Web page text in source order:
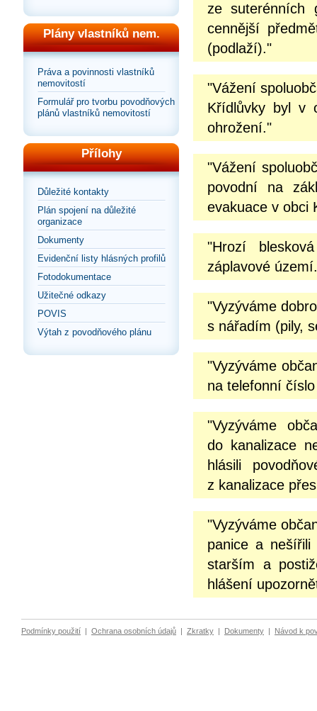
Plány vlastníků nem.
Práva a povinnosti vlastníků
nemovitostí
Formulář pro tvorbu povodňových
plánů vlastníků nemovitostí
Přílohy
Důležité kontakty
Plán spojení na důležité
organizace
Dokumenty
Evidenční listy hlásných profilů
Fotodokumentace
Užitečné odkazy
POVIS
Výtah z povodňového plánu
ze suterénních
cennější
(podlaží)."
"Vážení
Křídlůvky byl v
ohrožení."
"Vážení
povodní na
evakuace v obci
"Hrozí
záplavové
"Vyzýváme
s nářadím (pily,
"Vyzýváme
na telefonní
"Vyzýváme
do kanalizace
hlásili
z kanalizace
"Vyzýváme
panice a nešířili
starším a
hlášení
Podmínky použití Ochrana osobních údajů Zkratky Dokumenty Návod k